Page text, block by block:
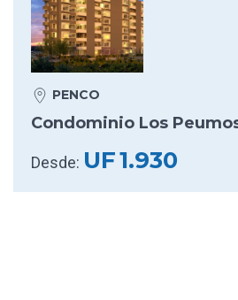
PENCO
Condominio Los
Desde: UF1.930